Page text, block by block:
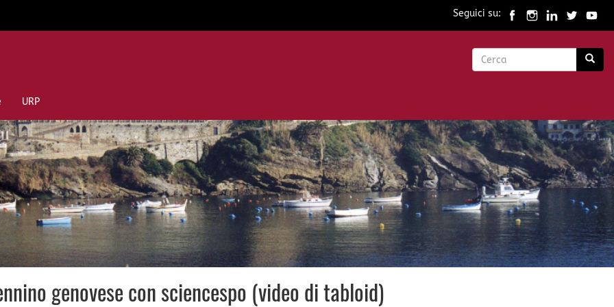
Seguici su:
Form
URP
genovese con sciencespo (video di tabloid)